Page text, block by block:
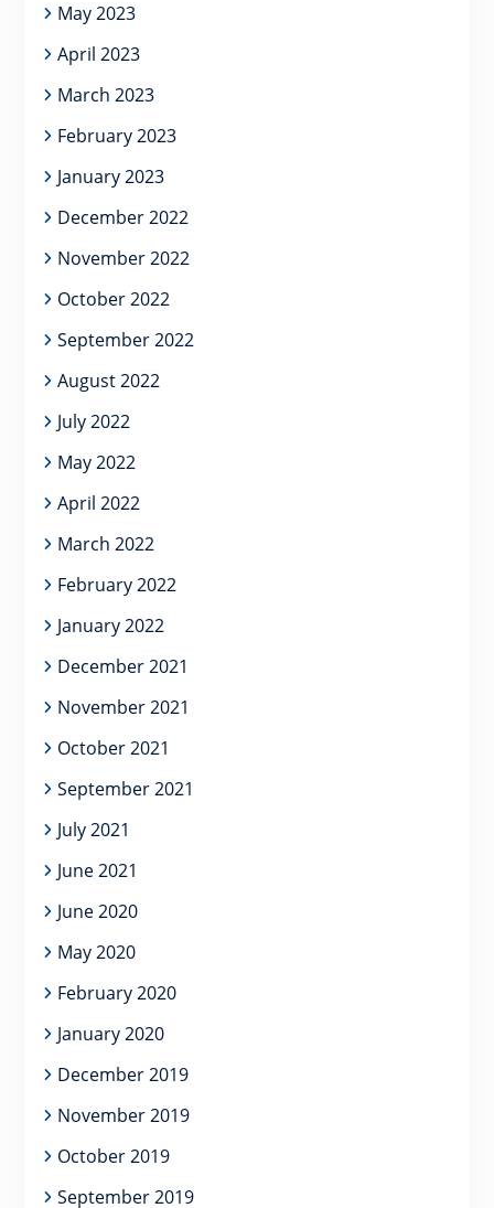
May 2023
April 2023
March 2023
February 2023
January 2023
December 2022
November 2022
October 2022
September 2022
August 2022
July 2022
May 2022
April 2022
March 2022
February 2022
January 2022
December 2021
November 2021
October 2021
September 2021
July 2021
June 2021
June 2020
May 2020
February 2020
January 2020
December 2019
November 2019
October 2019
September 2019